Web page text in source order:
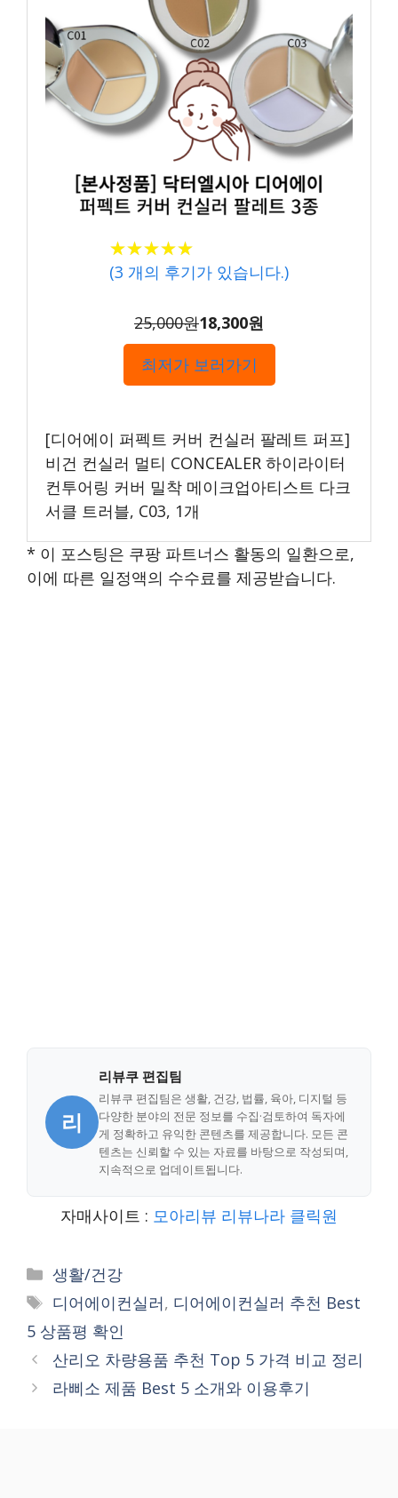
★★★★★
★★★★★
(3 개의 후기가 있습니다.)
25,000원18,300원
최저가 보러가기
[디어에이 퍼펙트 커버 컨실러 팔레트 퍼프]
비건 컨실러 멀티 CONCEALER 하이라이터
컨투어링 커버 밀착 메이크업아티스트 다크
서클 트러블, C03, 1개
* 이 포스팅은 쿠팡 파트너스 활동의 일환으로,
이에 따른 일정액의 수수료를 제공받습니다.
리
리뷰쿠 편집팀
리뷰쿠 편집팀은 생활, 건강, 법률, 육아, 디지털 등
다양한 분야의 전문 정보를 수집·검토하여 독자에
게 정확하고 유익한 콘텐츠를 제공합니다. 모든 콘
텐츠는 신뢰할 수 있는 자료를 바탕으로 작성되며,
지속적으로 업데이트됩니다.
자매사이트 : 모아리뷰 리뷰나라 클릭원
Categories
생활/건강
Tags
디어에이컨실러, 디어에이컨실러 추천 Best
5 상품평 확인
산리오 차량용품 추천 Top 5 가격 비교 정리
라삐소 제품 Best 5 소개와 이용후기